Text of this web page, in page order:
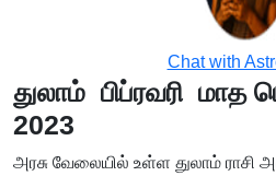
Chat with
துலாம் பிப்ரவரி
2023
அரசு வேலையில் உள்ள துலாம் ராசி